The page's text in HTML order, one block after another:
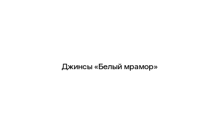
Джинсы «Белый мрамор»